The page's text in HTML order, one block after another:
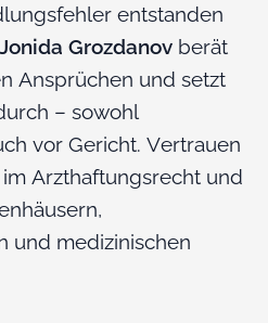
entstanden
Grozdanov berät
Ansprüchen und setzt
– sowohl
vor Gericht. Vertrauen
Arzthaftungsrecht und
und medizinischen